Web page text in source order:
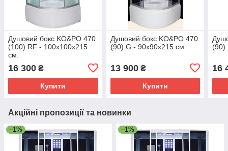
Душовий бокс KO&PO 470
(100) RF - 100х100х215
см.
16 300 ₴
Купити
Душовий бокс KO&PO 470
(90) G - 90х90х215 см.
13 900₴
Купити
(90)
16
Акційні пропозиції та новинки
–1% –1%